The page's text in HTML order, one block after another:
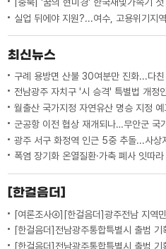
실업 뒤에야 지원?...여수, 고용위기지
최신뉴스
구례 용방면 산불 30여분만 진화...다친
전남광주 자치구 '시 승격' 특별법 개정
월출산 국가지정 자연유산 명승 지정 예
군공항 이전 협상 재개되나…무안군 국
광주 서구 화정역 인근 5중 추돌...사상
폭염 장기화 온열질환·가축 폐사 잇따라
[한걸음더]